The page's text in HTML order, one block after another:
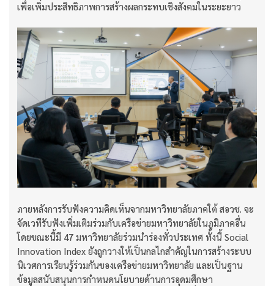
เพื่อเพิ่มประสิทธิภาพการสร้างผลกระทบเชิงสังคมในระยะยาว
ภายหลังการรับฟังความคิดเห็นจากมหาวิทยาลัยภาคใต้ สอวช. จะ
จัดเวทีรับฟังเพิ่มเติมร่วมกับเครือข่ายมหาวิทยาลัยในภูมิภาคอื่น
โดยขณะนี้มี 47 มหาวิทยาลัยร่วมนำร่องทั่วประเทศ ทั้งนี้ Social
Innovation Index ยังถูกวางให้เป็นกลไกสำคัญในการสร้างระบบ
นิเวศการเรียนรู้ร่วมกันของเครือข่ายมหาวิทยาลัย และเป็นฐาน
ข้อมูลสนับสนุนการกำหนดนโยบายด้านการอุดมศึกษา